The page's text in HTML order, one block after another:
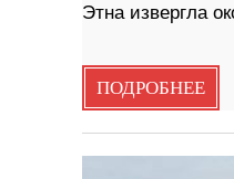
Этна извергла
ПОДРОБНЕЕ